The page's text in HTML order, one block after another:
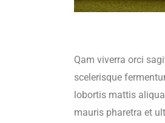
Qam viverra orci
scelerisque
lobortis mattis
mauris pharetra et